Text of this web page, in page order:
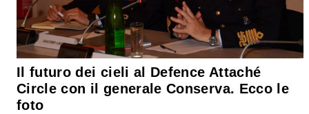
Il futuro dei cieli al Defence Attaché
Circle con il generale Conserva. Ecco le
foto